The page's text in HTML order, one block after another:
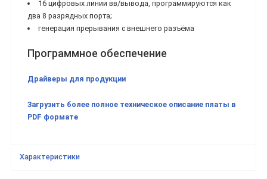
16 цифровых линии вв/вывода, программируются как
два 8 разрядных порта;
генерация прерывания с внешнего разъёма
Программное обеспечение
Драйверы для продукции
Загрузить более полное техническое описание платы в
PDF формате
Характеристики